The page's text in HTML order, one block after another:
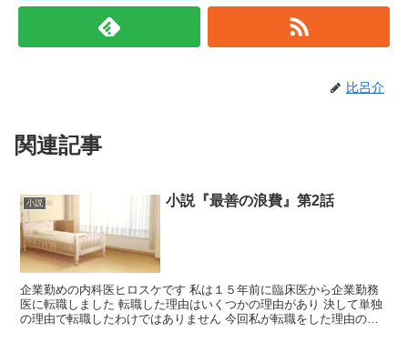
比呂介
関連記事
小説 小説『最善の浪費』第2話
企業勤めの内科医ヒロスケです 私は１５年前に臨床医から企業勤務
医に転職しました 転職した理由はいくつかの理由があり 決して単独
の理由で転職したわけではありません 今回私が転職をした理由のい